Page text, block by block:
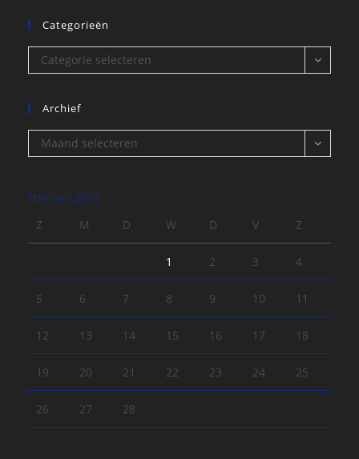
Categorieën
Categorieën
Categorie selecteren
Archief
Archief
Maand selecteren
februari 2006
Z
M D W D V Z
1 2 3 4
5 6 7 8 9 10 11
12 13 14 15 16 17 18
19 20 21 22 23 24 25
26 27 28